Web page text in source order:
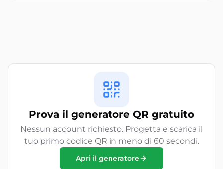
Prova il generatore QR gratuito
Nessun account richiesto. Progetta e scarica il
tuo primo codice QR in meno di 60 secondi.
Apri il generatore